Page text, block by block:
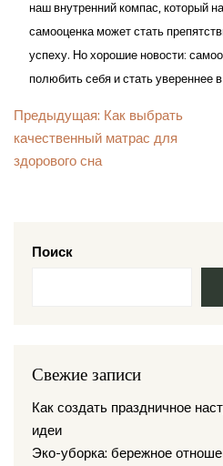
наш внутренний компас, который
самооценка может стать
успеху. Но хорошие новости:
полюбить себя и стать увереннее
Навигация
по
записям
Предыдущая: Как выбрать
качественный матрас для
здорового сна
Поиск
Свежие записи
Как создать праздничное
идеи
Эко-уборка: бережное